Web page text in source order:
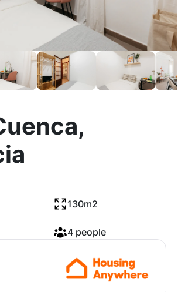
130m2
4 people